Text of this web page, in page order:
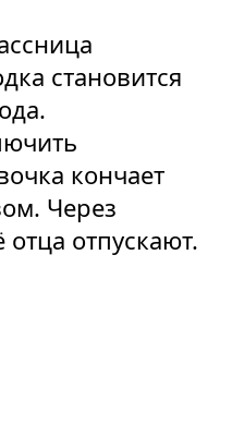
становится
кончает
Через
отпускают.